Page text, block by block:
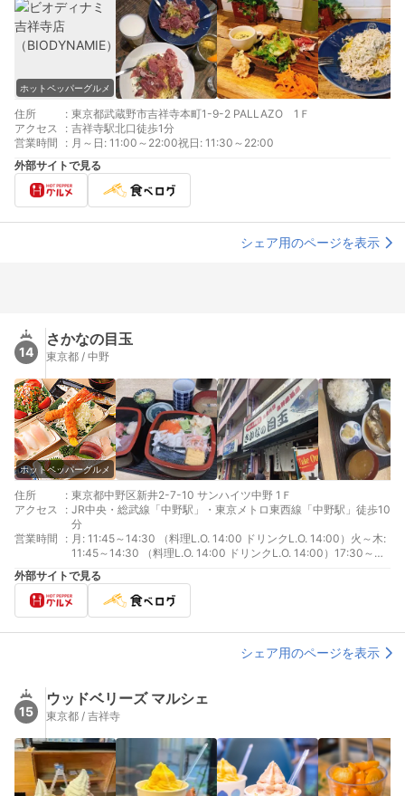
ホットペッパーグルメ
住所 : 東京都武蔵野市吉祥寺本町1-9-2 PALLAZO 1Ｆ
アクセス
: 吉祥寺駅北口徒歩1分
営業時間
: 月～日: 11:00～22:00祝日: 11:30～22:00
外部サイトで見る
シェア用のページを表示
14
さかなの目玉
東京都 / 中野
ホットペッパーグルメ
住所 : 東京都中野区新井2-7-10 サンハイツ中野 1Ｆ
アクセス
: JR中央・総武線「中野駅」・東京メトロ東西線「中野駅」徒歩10
分
営業時間
: 月: 11:45～14:30 （料理L.O. 14:00 ドリンクL.O. 14:00）火～木:
11:45～14:30 （料理L.O. 14:00 ドリンクL.O. 14:00）17:30～
22:30 （料理L.O. 22:00 ドリンクL.O. 22:00）金、土: 11:45～
14:30 （料理L.O. 14:00 ドリンクL.O. 14:00）17:30～23:30
（料理L.O. 23:00 ドリンクL.O. 23:00）日、祝日: 17:30～22:30
（料理L.O. 22:00 ドリンクL.O. 22:00）
外部サイトで見る
シェア用のページを表示
15
ウッドベリーズ マルシェ
東京都 / 吉祥寺